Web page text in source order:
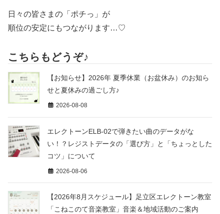
日々の皆さまの「ポチっ」が
順位の安定にもつながります…♡
こちらもどうぞ♪
【お知らせ】2026年 夏季休業（お盆休み）のお知ら
せと夏休みの過ごし方♪
2026-08-08
エレクトーンELB-02で弾きたい曲のデータがな
い！？レジストデータの「選び方」と「ちょっとした
コツ」について
2026-08-06
【2026年8月スケジュール】足立区エレクトーン教室
「こねこのて音楽教室」音楽＆地域活動のご案内